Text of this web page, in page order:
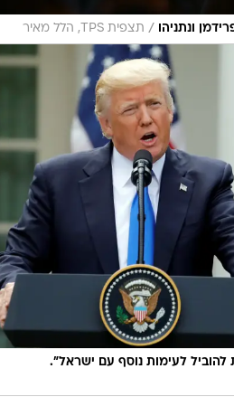
ונתניהו / תצפית TPS, הלל מאיר
לעימות נוסף עם ישראל".